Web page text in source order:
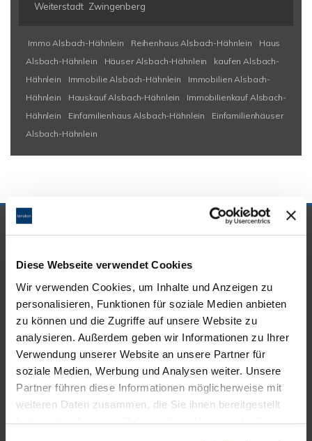
Diese Webseite verwendet Cookies
Wir verwenden Cookies, um Inhalte und Anzeigen zu
personalisieren, Funktionen für soziale Medien anbieten
zu können und die Zugriffe auf unsere Website zu
analysieren. Außerdem geben wir Informationen zu Ihrer
Verwendung unserer Website an unsere Partner für
soziale Medien, Werbung und Analysen weiter. Unsere
Partner führen diese Informationen möglicherweise mit
weiteren Daten zusammen, die Sie ihnen bereitgestellt
Weiterstadt Zwingenberg
Immo Alsbach-Hähnlein Reihenhaus Alsbach-Hähnlein
Haus
Alsbach-Hähnlein
Häuser Alsbach-Hähnlein
kaufen Alsbach-
Hähnlein
Immobilie Alsbach-Hähnlein
Immobilien Alsbach-
Hähnlein
Hauskauf Alsbach-Hähnlein
Immobilienkauf Alsbach-
Hähnlein
Einfamilienhaus Alsbach-Hähnlein
Einfamilienhäuser
Alsbach-Hähnlein
UNSERE PARTNER &
AUSZEICHNUNGEN